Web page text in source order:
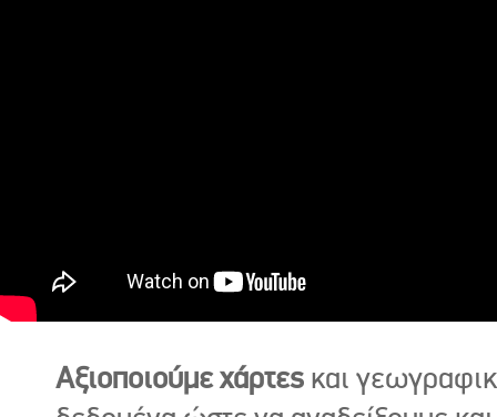
Αξιοποιούμε χάρτες και